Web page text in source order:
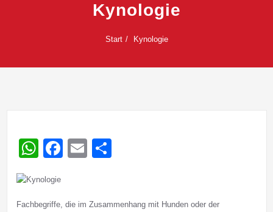
Kynologie
Start Kynologie
WhatsApp
Facebook
Email
Fachbegriffe, die im Zusammenhang mit Hunden oder der